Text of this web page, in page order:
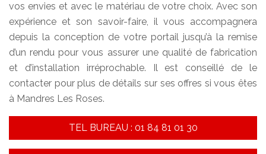
vos envies et avec le matériau de votre choix. Avec son
expérience et son savoir-faire, il vous accompagnera
depuis la conception de votre portail jusqu’à la remise
d’un rendu pour vous assurer une qualité de fabrication
et d’installation irréprochable. Il est conseillé de le
contacter pour plus de détails sur ses offres si vous êtes
à Mandres Les Roses.
TEL BUREAU : 01 84 81 01 30